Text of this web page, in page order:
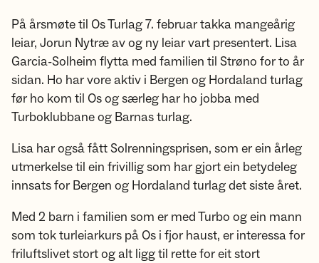
På årsmøte til Os Turlag 7. februar takka mangeårig
leiar, Jorun Nytræ av og ny leiar vart presentert. Lisa
Garcia-Solheim flytta med familien til Strøno for to år
sidan. Ho har vore aktiv i Bergen og Hordaland turlag
før ho kom til Os og særleg har ho jobba med
Turboklubbane og Barnas turlag.
Lisa har også fått Solrenningsprisen, som er ein årleg
utmerkelse til ein frivillig som har gjort ein betydeleg
innsats for Bergen og Hordaland turlag det siste året.
Med 2 barn i familien som er med Turbo og ein mann
som tok turleiarkurs på Os i fjor haust, er interessa for
friluftslivet stort og alt ligg til rette for eit stort